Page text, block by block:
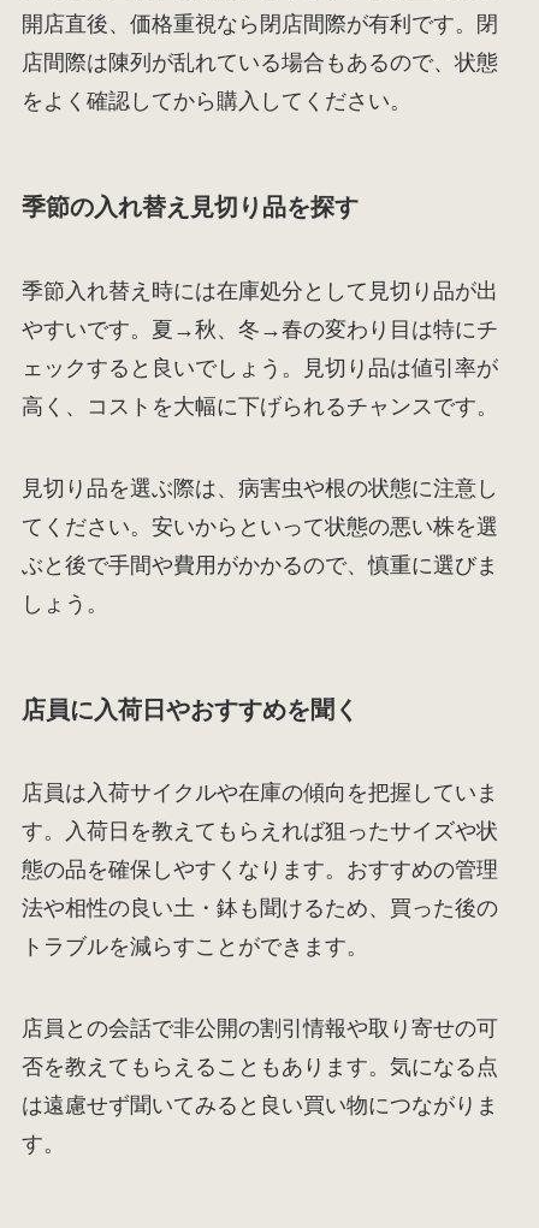
開店直後、価格重視なら閉店間際が有利です。閉
店間際は陳列が乱れている場合もあるので、状態
をよく確認してから購入してください。
季節の入れ替え見切り品を探す
季節入れ替え時には在庫処分として見切り品が出
やすいです。夏→秋、冬→春の変わり目は特にチ
ェックすると良いでしょう。見切り品は値引率が
高く、コストを大幅に下げられるチャンスです。
見切り品を選ぶ際は、病害虫や根の状態に注意し
てください。安いからといって状態の悪い株を選
ぶと後で手間や費用がかかるので、慎重に選びま
しょう。
店員に入荷日やおすすめを聞く
店員は入荷サイクルや在庫の傾向を把握していま
す。入荷日を教えてもらえれば狙ったサイズや状
態の品を確保しやすくなります。おすすめの管理
法や相性の良い土・鉢も聞けるため、買った後の
トラブルを減らすことができます。
店員との会話で非公開の割引情報や取り寄せの可
否を教えてもらえることもあります。気になる点
は遠慮せず聞いてみると良い買い物につながりま
す。